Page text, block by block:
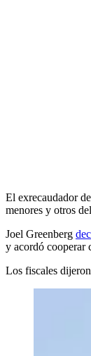
El exrecaudador
menores y otros
Joel Greenberg
y acordó cooperar
Los fiscales